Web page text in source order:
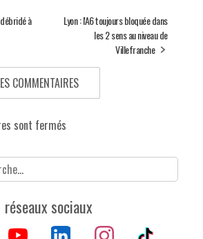
à
Lyon : l'A6 toujours bloquée dans
les 2 sens au niveau de
Villefranche
COMMENTAIRES
sont fermés
réseaux sociaux